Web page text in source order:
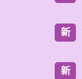
新
新